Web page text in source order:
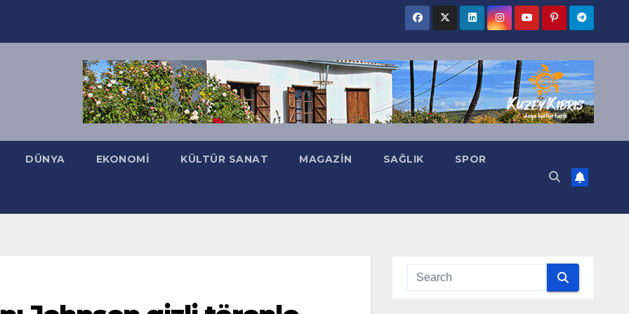
DÜNYA EKONOMI KÜLTÜR SANAT MAGAZIN SAĞLIK SPOR